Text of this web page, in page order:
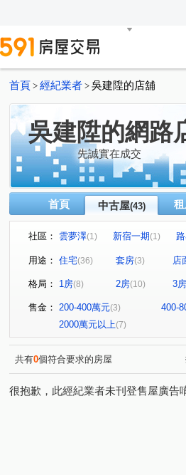
首頁 > 經紀業者 > 吳建陞的店舖
吳建陞的網路
先誠實在成交
首頁 中古屋(43)
社區： 雲夢澤(1) 新宿一期(1)
建國學苑
新潤幸福莊園(1)
小富翁大學城
(1) 樂購市 (1)
天河大樓(1) 鴻築新巴黎(1)
昭揚天賦(1) 銘傳學苑
龍昌路(1) 環北路(1) 龍
建國路(1)
向上路七段(1) 永安路(1)
永信路(1) 民族路(1) 元化
用途： 住宅(36) 套房(3) 店
格局： 1房(8) 2房(10) 3房
售金： 200-400萬元(3) 400-
2000萬元以上(7)
共有0個符合要求的房屋
很抱歉，此經紀業者未刊登售屋廣告